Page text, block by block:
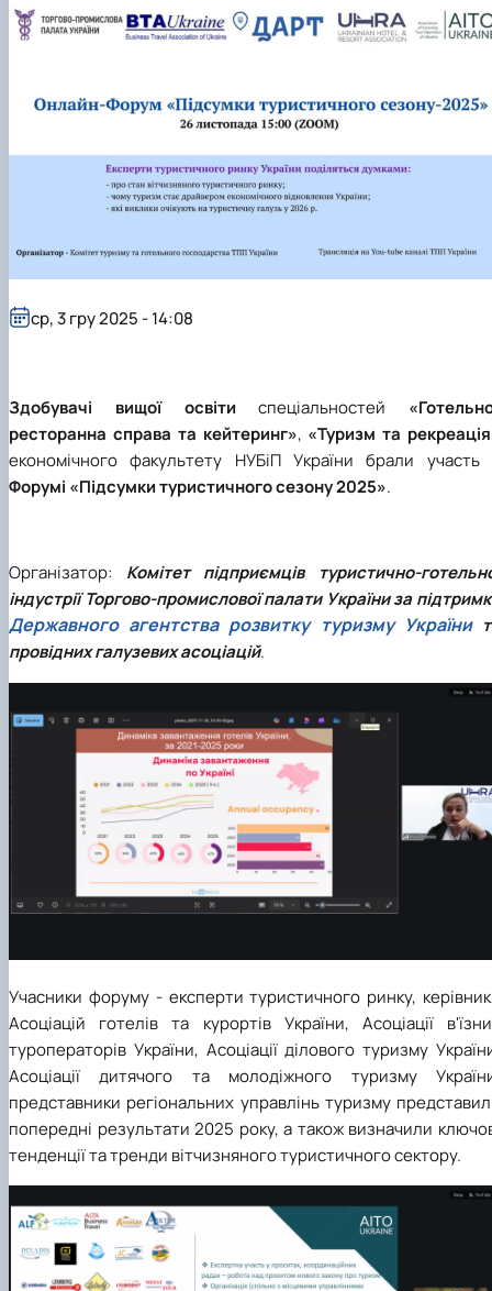
Презентація про роботу гуртка
Звіт про роботу гуртка
Презентація про роботу гуртка
наукового гуртка «Туризм&Рекреація»
Звіт про роботу гуртка
Науковий доробок членів студентського
наукового гуртка "Туристичний візіонер"
Здобувачі вищоїосвіти спеціальностей
ресторанна справа та кейтеринг», «Туризм та
економічного факультету НУБіП України брали участь
Форумі «Підсумки туристичного сезону 2025».
Організатор: Комітет підприємців туристично-
індустрії Торгово-промислової палати України за
Державного агентства розвитку туризму України
провідних галузевих асоціацій.
Учасники форуму - експерти туристичного ринку,
Асоціацій готелів та курортів України, Асоціації
туроператорів України, Асоціації ділового туризму
Асоціації дитячого та молодіжного туризму
представники регіональних управлінь туризму
попередні результати 2025 року, а також визначили
тенденції та тренди вітчизняного туристичного сектору.
ср, 3 гру 2025 - 14:08